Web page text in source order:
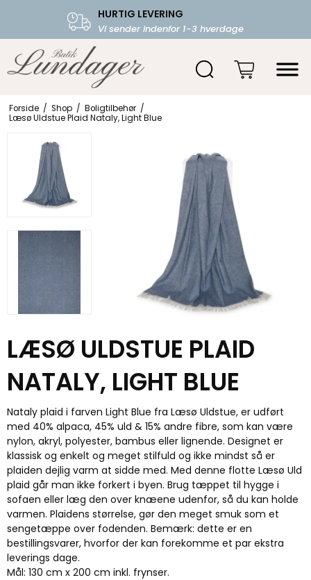
HURTIG LEVERING
Vi sender indenfor 1-3 hverdage
FRI FRAGT OVER 599.-
Starter fra 39,-
Forside / Shop / Boligtilbehør /
Læsø Uldstue Plaid Nataly, Light Blue
LÆSØ ULDSTUE PLAID
NATALY, LIGHT BLUE
Nataly plaid i farven Light Blue fra Læsø Uldstue, er udført
med 40% alpaca, 45% uld & 15% andre fibre, som kan være
nylon, akryl, polyester, bambus eller lignende. Designet er
klassisk og enkelt og meget stilfuld og ikke mindst så er
plaiden dejlig varm at sidde med. Med denne flotte Læsø Uld
plaid går man ikke forkert i byen. Brug tæppet til hygge i
sofaen eller læg den over knæene udenfor, så du kan holde
varmen. Plaidens størrelse, gør den meget smuk som et
sengetæppe over fodenden. Bemærk: dette er en
bestillingsvarer, hvorfor der kan forekomme et par ekstra
leverings dage.
Mål: 130 cm x 200 cm inkl. frynser.